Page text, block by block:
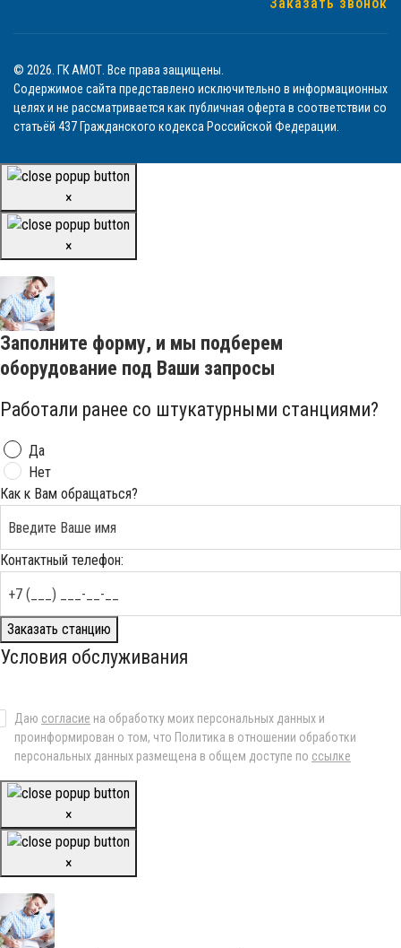
© 2026. ГК АМОТ. Все права защищены.
Содержимое сайта представлено исключительно в информационных
целях и не рассматривается как публичная оферта в соответствии со
статьёй 437 Гражданского кодекса Российской Федерации.
×
×
Заполните форму, и мы подберем
оборудование под Ваши запросы
Работали ранее со штукатурными станциями?
Да
Нет
Как к Вам обращаться?
Контактный телефон:
Заказать станцию
Условия обслуживания
Даю согласие на обработку моих персональных данных и
проинформирован о том, что Политика в отношении обработки
персональных данных размещена в общем доступе по ссылке
×
×